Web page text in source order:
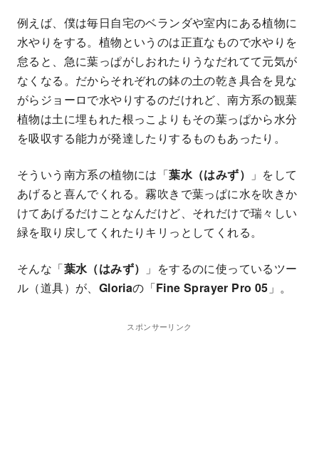
例えば、僕は毎日自宅のベランダや室内にある植物に
水やりをする。植物というのは正直なもので水やりを
怠ると、急に葉っぱがしおれたりうなだれてて元気が
なくなる。だからそれぞれの鉢の土の乾き具合を見な
がらジョーロで水やりするのだけれど、南方系の観葉
植物は土に埋もれた根っこよりもその葉っぱから水分
を吸収する能力が発達したりするものもあったり。
そういう南方系の植物には「葉水（はみず）
」をして
あげると喜んでくれる。霧吹きで葉っぱに水を吹きか
けてあげるだけことなんだけど、それだけで瑞々しい
緑を取り戻してくれたりキリっとしてくれる。
そんな「葉水（はみず）
」をするのに使っているツー
ル（道具）が、 Gloriaの「Fine Sprayer Pro 05 」。
スポンサーリンク